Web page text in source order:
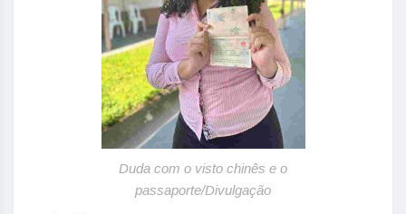
Duda com o visto chinês e o
passaporte/Divulgação